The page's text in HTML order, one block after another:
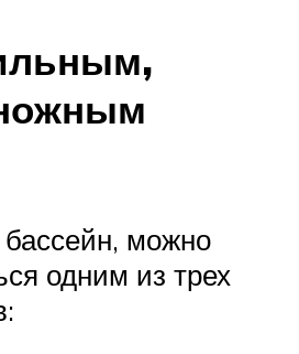
можно
одним из трех